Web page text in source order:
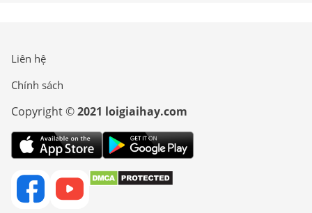
Liên hệ
Chính sách
Copyright ©2021 loigiaihay.com